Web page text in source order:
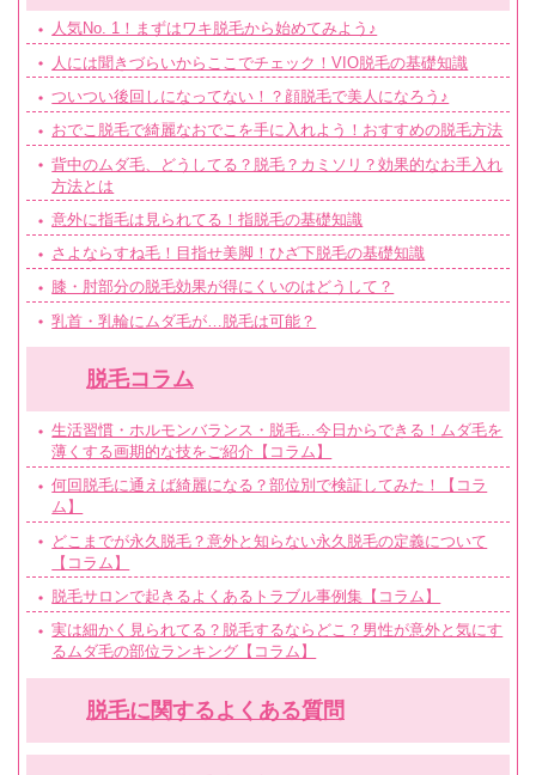
人気No. 1！まずはワキ脱毛から始めてみよう♪
人には聞きづらいからここでチェック！VIO脱毛の基礎知識
ついつい後回しになってない！？顔脱毛で美人になろう♪
おでこ脱毛で綺麗なおでこを手に入れよう！おすすめの脱毛方法
背中のムダ毛、どうしてる？脱毛？カミソリ？効果的なお手入れ
方法とは
意外に指毛は見られてる！指脱毛の基礎知識
さよならすね毛！目指せ美脚！ひざ下脱毛の基礎知識
膝・肘部分の脱毛効果が得にくいのはどうして？
乳首・乳輪にムダ毛が…脱毛は可能？
脱毛コラム
生活習慣・ホルモンバランス・脱毛…今日からできる！ムダ毛を
薄くする画期的な技をご紹介【コラム】
何回脱毛に通えば綺麗になる？部位別で検証してみた！【コラ
ム】
どこまでが永久脱毛？意外と知らない永久脱毛の定義について
【コラム】
脱毛サロンで起きるよくあるトラブル事例集【コラム】
実は細かく見られてる？脱毛するならどこ？男性が意外と気にす
るムダ毛の部位ランキング【コラム】
脱毛に関するよくある質問